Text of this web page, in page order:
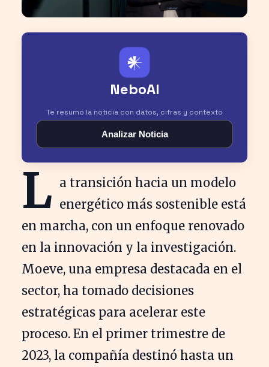
𒀭
NeboAI
Te resumo la noticia con datos, cifras y contexto
Analizar Noticia
L a transición hacia un modelo
energético más sostenible está
en marcha, con un enfoque renovado
en la innovación y la investigación.
Moeve, una empresa destacada en el
sector, ha tomado decisiones
estratégicas para acelerar este
proceso. En el primer trimestre de
2023, la compañía destinó hasta un